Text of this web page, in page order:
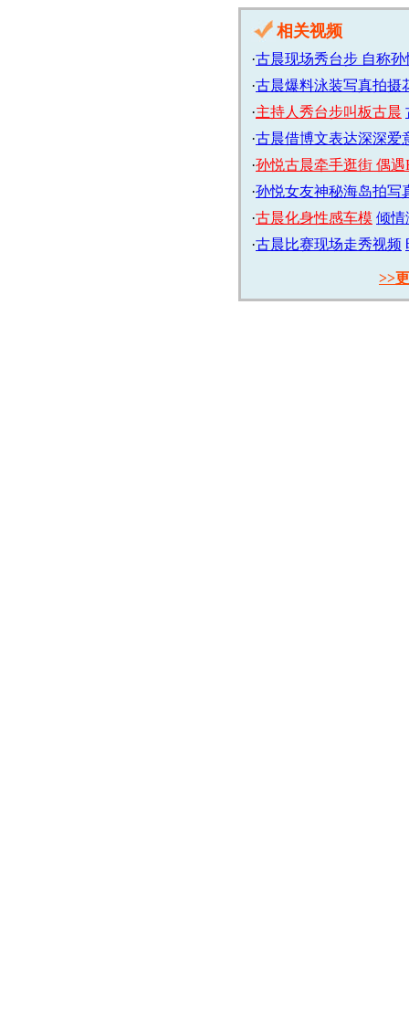
相关视频
·古晨现场秀台步 自称
·古晨爆料泳装写真拍摄
·主持人秀台步叫板古晨
·古晨借博文表达深深爱
·孙悦古晨牵手逛街 偶
·孙悦女友神秘海岛拍写
·古晨化身性感车模 倾情
·古晨比赛现场走秀视频
>>